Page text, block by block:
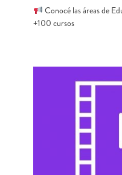
Conocé las áreas de
+100 cursos